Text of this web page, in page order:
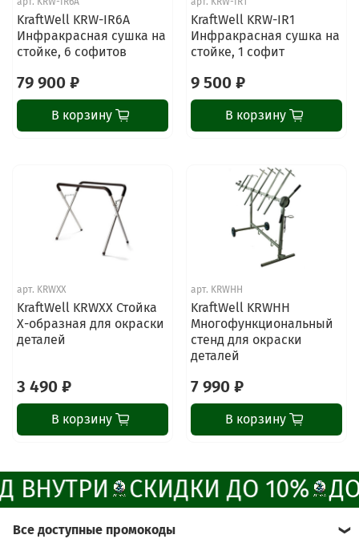
KraftWell KRW-IR6A
Инфракрасная сушка на
стойке, 6 софитов
79 900 ₽
В корзину
KraftWell KRW-IR1
Инфракрасная сушка на
стойке, 1 софит
9 500 ₽
В корзину
арт. KRWXX
KraftWell KRWXX Стойка
Х-образная для окраски
деталей
3 490 ₽
В корзину
арт. KRWHH
KraftWell KRWHH
Многофункциональный
стенд для окраски
деталей
7 990 ₽
В корзину
ВНУТРИ СКИДКИ ДО 10%
Все доступные промокоды
ChatApp
online
Наши мессенджеры
Свяжитесь с нами через любой удобный
мессенджер!
Написать менеджеру в MAX
Отдел продаж и сервис
Позвонить